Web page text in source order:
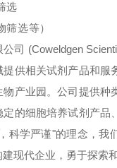
选
选等）
公司 (Coweldgen
供相关试剂产品和服
产业园。公司提供种
的细胞培养试剂产品
科学严谨"的理念，我
现代企业，勇于探索和